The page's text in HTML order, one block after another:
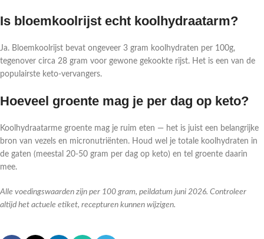
Is bloemkoolrijst echt koolhydraatarm?
Ja. Bloemkoolrijst bevat ongeveer 3 gram koolhydraten per 100g,
tegenover circa 28 gram voor gewone gekookte rijst. Het is een van de
populairste keto-vervangers.
Hoeveel groente mag je per dag op keto?
Koolhydraatarme groente mag je ruim eten — het is juist een belangrijke
bron van vezels en micronutriënten. Houd wel je totale koolhydraten in
de gaten (meestal 20-50 gram per dag op keto) en tel groente daarin
mee.
Alle voedingswaarden zijn per 100 gram, peildatum juni 2026. Controleer
altijd het actuele etiket, recepturen kunnen wijzigen.